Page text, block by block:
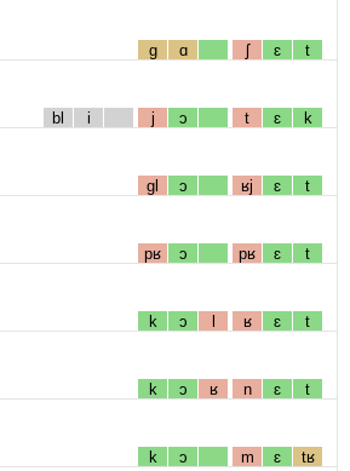
g ɑ ʃ ɛ t
bl i j ɔ t ɛ k
gl ɔ ʁj ɛ t
pʁ ɔ pʁ ɛ t
k ɔ l ʁ ɛ t
k ɔ ʁ n ɛ t
k ɔ m ɛ tʁ